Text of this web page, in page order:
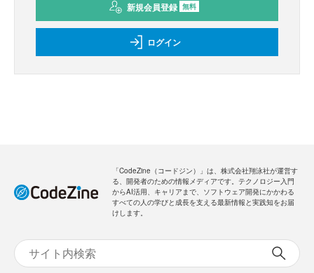
新規会員登録 無料
ログイン
「CodeZine（コードジン）」は、株式会社翔泳社が運営す
る、開発者のための情報メディアです。テクノロジー入門
からAI活用、キャリアまで、ソフトウェア開発にかかわる
すべての人の学びと成長を支える最新情報と実践知をお届
けします。